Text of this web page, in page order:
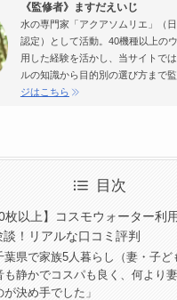
《監修者》ますだえいじ
水の専門家「アクアソムリエ」（
認定）として活動。40機種以上の
用した経験を活かし、当サイトで
ルの知識から目的別の選び方まで
ジはこちら
目次
枚以上】コスモウォーター利
談！リアルな口コミ評判
県で家族5人暮らし（妻・子ど
も静かでコスパも良く、何より
が決め手でした」